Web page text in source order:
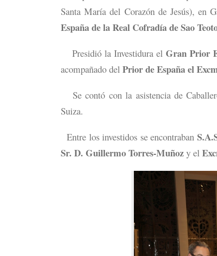
Santa María del Corazón de Jesús), en
España de la Real Cofradía de Sao
Presidió la Investidura el Gran Prior
acompañado del Prior de España el
Se contó con la asistencia de
Suiza.
Entre los investidos se encontraban
Sr. D. Guillermo Torres-Muñoz y el